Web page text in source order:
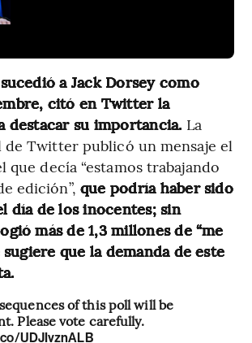
a Jack Dorsey como
citó en Twitter la
destacar su importancia. La
Twitter publicó un mensaje el
que decía “estamos trabajando
edición”, que podría haber sido
día de los inocentes; sin
más de 1,3 millones de “me
sugiere que la demanda de este
of this poll will be
Please vote carefully.
UDJIvznALB